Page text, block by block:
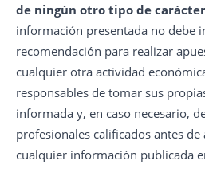
de ningún otro tipo de
información presentada no debe
recomendación para realizar
cualquier otra actividad
responsables de tomar sus
informada y, en caso necesario,
profesionales calificados antes de
cualquier información publicada